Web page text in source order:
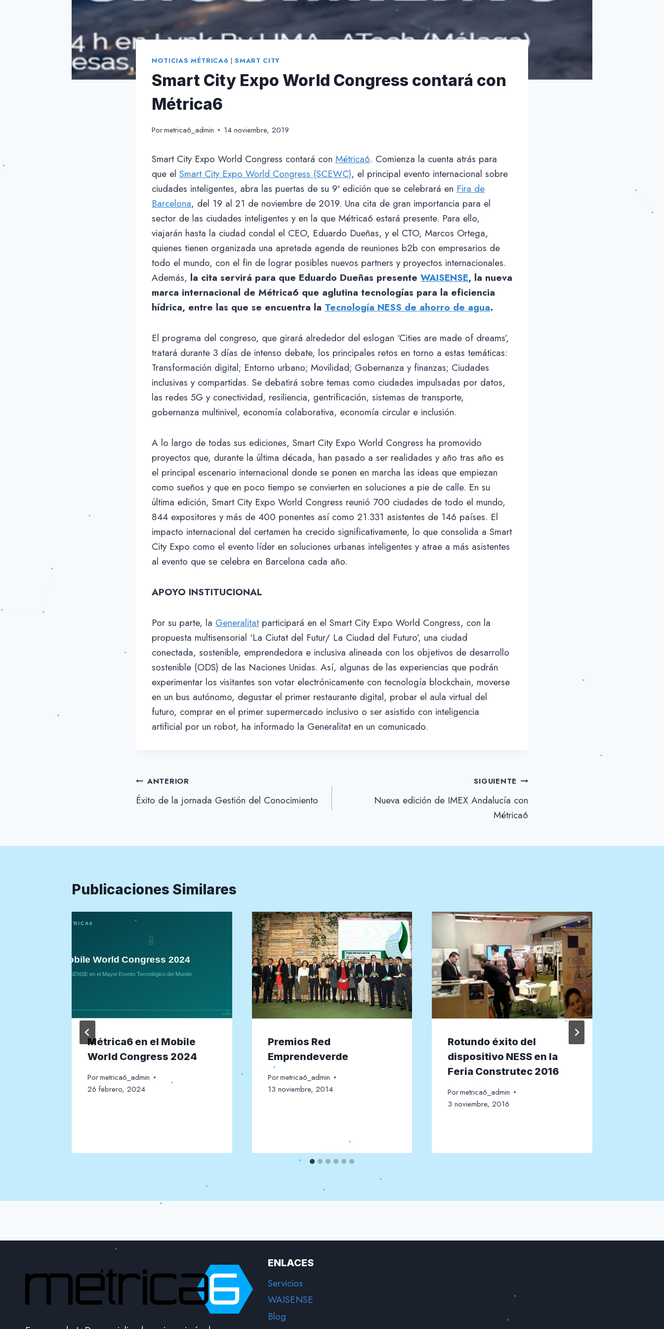
NOTICIAS MÉTRICA6 |SMART CITY
Smart City Expo World Congress contará con
Métrica6
Pormetrica6_admin 14 noviembre, 2019
Smart City Expo World Congress contará con Métrica6. Comienza la cuenta atrás para
que el Smart City Expo World Congress (SCEWC), el principal evento internacional sobre
ciudades inteligentes, abra las puertas de su 9ª edición que se celebrará en Fira de
Barcelona, del 19 al 21 de noviembre de 2019. Una cita de gran importancia para el
sector de las ciudades inteligentes y en la que Métrica6 estará presente. Para ello,
viajarán hasta la ciudad condal el CEO, Eduardo Dueñas, y el CTO, Marcos Ortega,
quienes tienen organizada una apretada agenda de reuniones b2b con empresarios de
todo el mundo, con el fin de lograr posibles nuevos partners y proyectos internacionales.
Además, la cita servirá para que Eduardo Dueñas presente WAISENSE, la nueva
marca internacional de Métrica6 que aglutina tecnologías para la eficiencia
hídrica, entre las que se encuentra la Tecnología NESS de ahorro de agua.
El programa del congreso, que girará alrededor del eslogan ‘Cities are made of dreams’,
tratará durante 3 días de intenso debate, los principales retos en torno a estas temáticas:
Transformación digital; Entorno urbano; Movilidad; Gobernanza y finanzas; Ciudades
inclusivas y compartidas. Se debatirá sobre temas como ciudades impulsadas por datos,
las redes 5G y conectividad, resiliencia, gentrificación, sistemas de transporte,
gobernanza multinivel, economía colaborativa, economía circular e inclusión.
A lo largo de todas sus ediciones, Smart City Expo World Congress ha promovido
proyectos que, durante la última década, han pasado a ser realidades y año tras año es
el principal escenario internacional donde se ponen en marcha las ideas que empiezan
como sueños y que en poco tiempo se convierten en soluciones a pie de calle. En su
última edición, Smart City Expo World Congress reunió 700 ciudades de todo el mundo,
844 expositores y más de 400 ponentes así como 21.331 asistentes de 146 países. El
impacto internacional del certamen ha crecido significativamente, lo que consolida a Smart
City Expo como el evento líder en soluciones urbanas inteligentes y atrae a más asistentes
al evento que se celebra en Barcelona cada año.
APOYO INSTITUCIONAL
Por su parte, la Generalitat participará en el Smart City Expo World Congress, con la
propuesta multisensorial ‘La Ciutat del Futur/ La Ciudad del Futuro’, una ciudad
conectada, sostenible, emprendedora e inclusiva alineada con los objetivos de desarrollo
sostenible (ODS) de las Naciones Unidas. Así, algunas de las experiencias que podrán
experimentar los visitantes son votar electrónicamente con tecnología blockchain, moverse
en un bus autónomo, degustar el primer restaurante digital, probar el aula virtual del
futuro, comprar en el primer supermercado inclusivo o ser asistido con inteligencia
artificial por un robot, ha informado la Generalitat en un comunicado.
Navegación
de
ANTERIOR
Éxito de la jornada Gestión del Conocimiento
SIGUIENTE
Nueva edición de IMEX Andalucía con
Métrica6
Publicaciones Similares
Métrica6 en el Mobile
World Congress 2024
Pormetrica6_admin
26 febrero, 2024
Premios Red
Emprendeverde
Pormetrica6_admin
13 noviembre, 2014
Rotundo éxito del
dispositivo NESS en la
Feria Construtec 2016
Pormetrica6_admin
3 noviembre, 2016
ENLACES
Servicios
WAISENSE
Blog